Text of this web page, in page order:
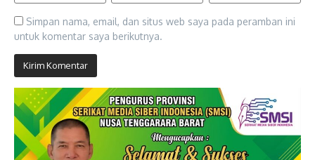
Simpan nama, email, dan situs web saya pada peramban ini
untuk komentar saya berikutnya.